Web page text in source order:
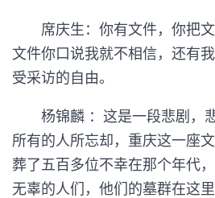
席庆生：你有文件，你把文
文件你口说我就不相信，还有
受采访的自由。
杨锦麟 ：这是一段悲剧，
所有的人所忘却，重庆这一座
葬了五百多位不幸在那个年代
无辜的人们，他们的墓群在这